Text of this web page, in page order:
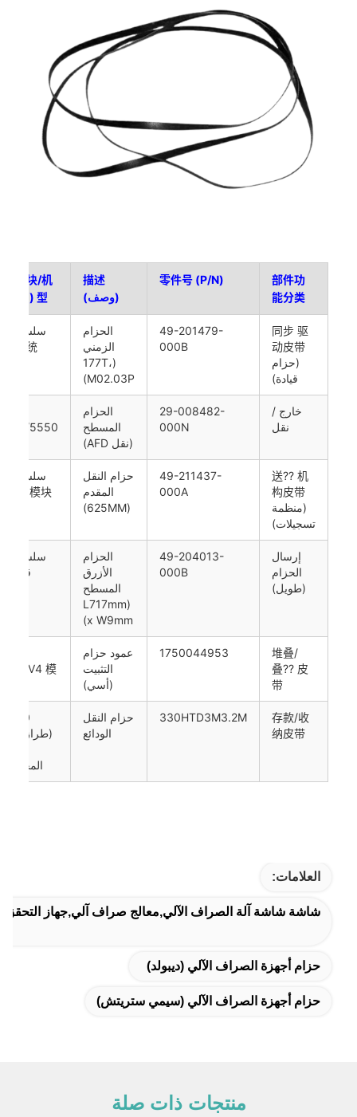
部件功
能分类
零件号 (P/N)
描述
(وصف)
用模块/机
型 (مناسبة)
同步 驱
动皮带
(حزام
قيادة)
49-201479-
000B
الحزام
الزمني
(177T،
M02.03P)
动系统
خارج /
نقل
29-008482-
000N
الحزام
المسطح
(نقل AFD)
5550
送?? 机
构皮带
(منظمة
تسجيلات)
49-211437-
000A
حزام النقل
المقدم
(625MM)
?? 口模块
إرسال
الحزام
(طويل)
49-204013-
000B
الحزام
الأزرق
المسطح
(L717mm
x W9mm)
قناة
堆叠/
叠?? 皮
带
1750044953
عمود حزام
التثبيت
(أسي)
RMV4 模
存款/收
纳皮带
330HTD3M3.2M
حزام النقل
الودائع
(طراز
العلامات:
شاشة شاشة آلة الصراف الآلي,معالج صراف آلي,جهاز
حزام أجهزة الصراف الآلي (ديبولد)
حزام أجهزة الصراف الآلي (سيمي ستريتش)
منتجات ذات صلة